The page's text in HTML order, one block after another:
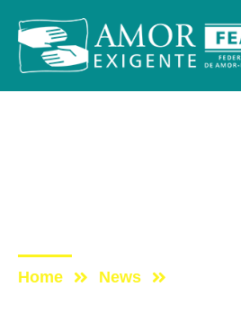
Home News